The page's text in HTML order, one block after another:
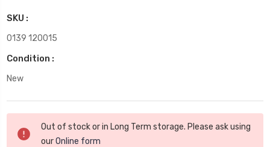
SKU :
0139 120015
Condition :
New
actuel
Out of stock or in Long Term storage. Please ask using
ourOnline form